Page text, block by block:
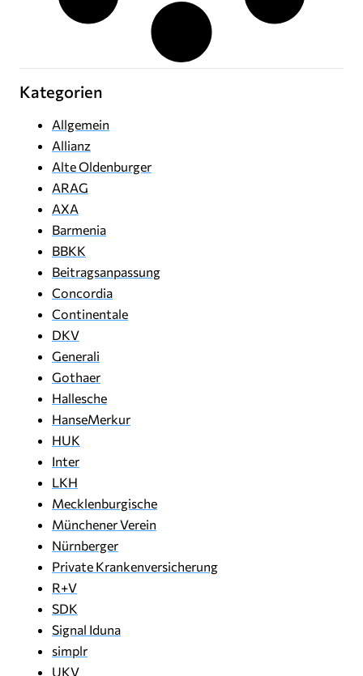
Kategorien
Allgemein
Allianz
Alte Oldenburger
ARAG
AXA
Barmenia
BBKK
Beitragsanpassung
Concordia
Continentale
DKV
Generali
Gothaer
Hallesche
HanseMerkur
HUK
Inter
LKH
Mecklenburgische
Münchener Verein
Nürnberger
Private Krankenversicherung
R+V
SDK
Signal Iduna
simplr
UKV